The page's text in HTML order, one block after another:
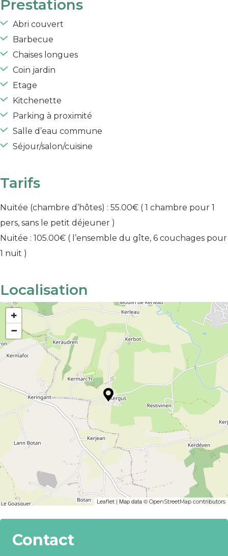
Prestations
Abri couvert
Barbecue
Chaises longues
Coin jardin
Etage
Kitchenette
Parking à proximité
Salle d’eau commune
Séjour/salon/cuisine
Tarifs
Nuitée (chambre d’hôtes) : 55.00€ ( 1 chambre pour 1
pers, sans le petit déjeuner )
Nuitée : 105.00€ ( l’ensemble du gîte, 6 couchages pour
1 nuit )
Localisation
+
−
Leaflet | Map data © OpenStreetMap contributors
Contact